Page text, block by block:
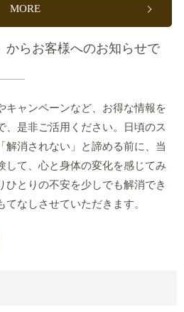
MORE
からお客様へのお知らせで
キャンペーンなど、お得な情報を
、是非ご活用ください。日頃のス
解消されない」と諦める前に、当
して、心と身体の変化を感じてみ
ひとりの不安を少しでも解消でき
なしさせていただきます。